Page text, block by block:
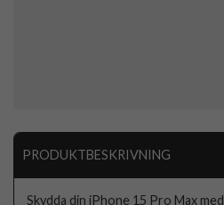
PRODUKTBESKRIVNING
Skydda din iPhone 15 Pro Max